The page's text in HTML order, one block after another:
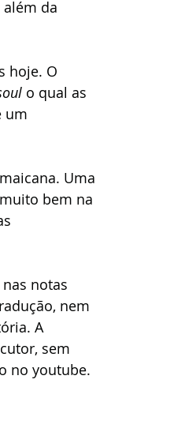
da
hoje. O
o qual as
um
Uma
bem na
notas
nem
A
sem
no youtube.